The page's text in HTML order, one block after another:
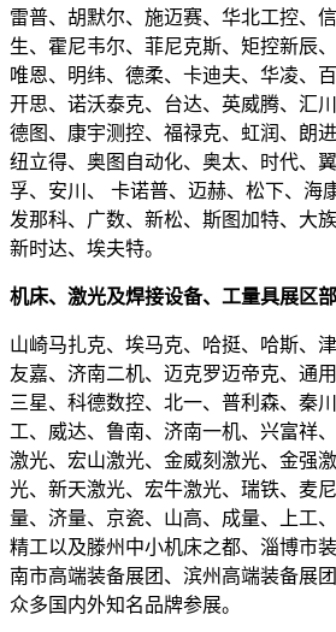
雷普、胡默尔、施迈赛、华北工控、
生、霍尼韦尔、菲尼克斯、矩控新辰
唯恩、明纬、德柔、卡迪夫、华凌、
开思、诺沃泰克、台达、英威腾、汇
德图、康宇测控、福禄克、虹润、朗
纽立得、奥图自动化、奥太、时代、
孚、安川、 卡诺普、迈赫、松下、海
发那科、广数、新松、斯图加特、大
新时达、埃夫特。
机床、激光及焊接设备、工量具展区
山崎马扎克、埃马克、哈挺、哈斯、
友嘉、济南二机、迈克罗迈帝克、通
三星、科德数控、北一、普利森、秦
工、威达、鲁南、济南一机、兴富祥
激光、宏山激光、金威刻激光、金强
光、新天激光、宏牛激光、瑞铁、麦
量、济量、京瓷、山高、成量、上工
精工以及滕州中小机床之都、淄博市
南市高端装备展团、滨州高端装备展
众多国内外知名品牌参展。